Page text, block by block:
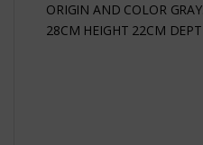
ORIGIN AND COLOR
28CM HEIGHT 22CM